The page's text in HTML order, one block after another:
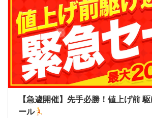
【急遽開催】先手必勝！値上げ前
ール